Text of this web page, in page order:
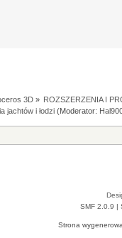
3D»
ROZSZERZENIA I
jachtów i łodzi(Moderator:
SMF 2.0.9 |
Strona